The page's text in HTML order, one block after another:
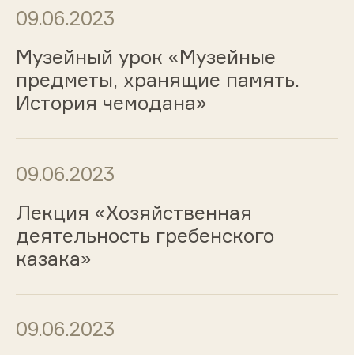
09.06.2023
Музейный урок «Музейные
предметы, хранящие память.
История чемодана»
09.06.2023
Лекция «Хозяйственная
деятельность гребенского
казака»
09.06.2023